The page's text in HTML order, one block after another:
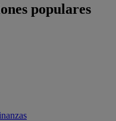
populares